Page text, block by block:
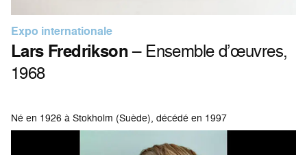
Expo internationale
Lars Fredrikson– Ensemble d’œuvres,
1968
Né en 1926 à Stokholm (Suède), décédé en 1997